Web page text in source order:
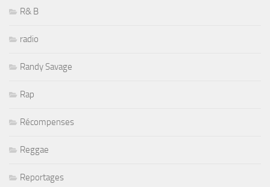
R& B
radio
Randy Savage
Rap
Récompenses
Reggae
Reportages